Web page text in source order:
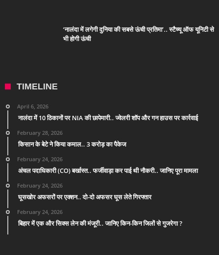
‘नालंदा में लगेगी दुनिया की सबसे ऊंची प्रतिमा’.. स्टैच्यू ऑफ यूनिटी से
भी होगी ऊंची
TIMELINE
April 6, 2026
नालंदा में 10 ठिकानों पर NIA की छापेमारी.. ज्वेलरी शॉप और गन हाउस पर कार्रवाई
February 28, 2026
किसान के बेटे ने किया कमाल.. 3 करोड़ का पैकेज
February 24, 2026
अंचल पदाधिकारी (CO) बर्खास्त.. फर्जीवाड़ा कर पाई थी नौकरी.. जानिए पूरा मामला
February 24, 2026
घूसखोर अफसरों पर एक्शन.. दो-दो अफसर घूस लेते गिरफ्तार
February 24, 2026
बिहार में एक और सिक्स लेन की मंजूरी.. जानिए किन-किन जिलों से गुजरेगा ?